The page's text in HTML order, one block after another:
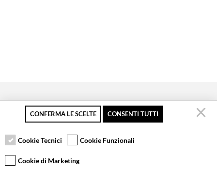
Pagamento sicuro
Resi gratuiti fino a 30
Servizio clienti
CONFERMA LE SCELTE CONSENTI TUTTI
Cookie Tecnici Cookie Funzionali
Cookie di Marketing